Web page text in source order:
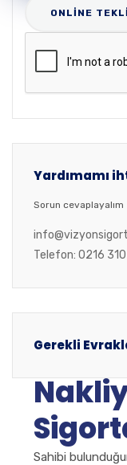
Yardımamı
Sorun cevaplayalım
Telefon: 0216
Gerekli
Sahibi